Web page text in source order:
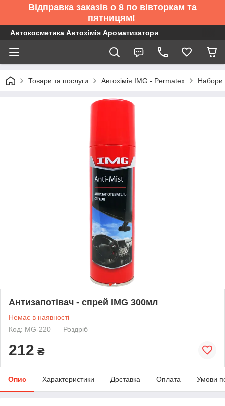
Відправка заказів о 8 по вівторкам та
пятницям!
Автокосметика Автохімія Ароматизатори
Товари та послуги Автохімія IMG - Permatex Набори
Антизапотівач - спрей IMG 300мл
Немає в наявності
Код: MG-220
Роздріб
212 ₴
Опис Характеристики Доставка Оплата Умови